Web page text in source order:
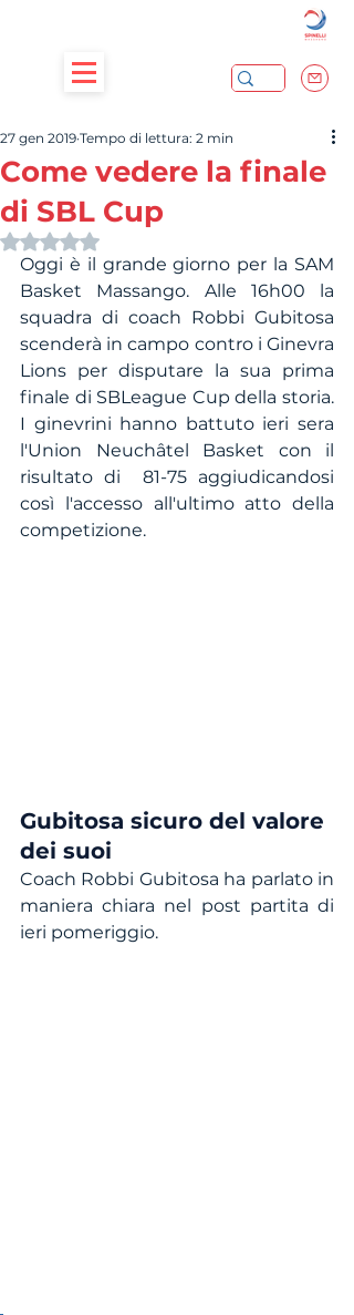
Come vedere la finale
di SBL Cup
27 gen 2019 Tempo di lettura: 2 min
Valutazione NaN stelle su 5.
Oggi è il grande giorno per la SAM
Basket Massango. Alle 16h00 la
squadra di coach Robbi Gubitosa
scenderà in campo contro i Ginevra
Lions per disputare la sua prima
finale di SBLeague Cup della storia.
I ginevrini hanno battuto ieri sera
l'Union Neuchâtel Basket con il
risultato di  81-75 aggiudicandosi
così l'accesso all'ultimo atto della
competizione.
Gubitosa sicuro del valore
dei suoi
Coach Robbi Gubitosa ha parlato in
maniera chiara nel post partita di
ieri pomeriggio.